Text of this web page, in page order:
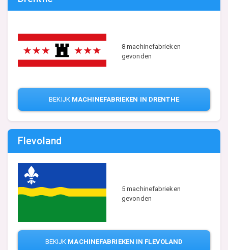
8 machinefabrieken
gevonden
BEKIJK MACHINEFABRIEKEN IN DRENTHE
Flevoland
5 machinefabrieken
gevonden
BEKIJK MACHINEFABRIEKEN IN FLEVOLAND